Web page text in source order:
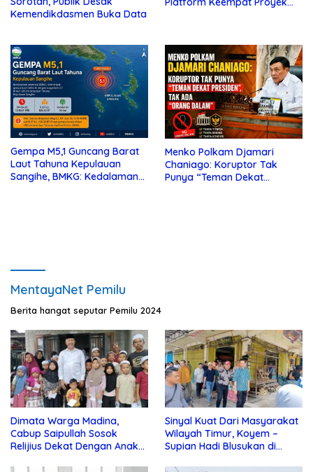
Kemendikdasmen Buka Data
Gempa M5,1 Guncang Barat
Laut Tahuna Kepulauan
Sangihe, BMKG: Kedalaman
Menko Polkam Djamari
Chaniago: Koruptor Tak
Punya “Teman Dekat
MentayaNet Pemilu
Berita hangat seputar Pemilu 2024
Dimata Warga Madina,
Cabup Saipullah Sosok
Relijius Dekat Dengan Anak
Sinyal Kuat Dari Masyarakat
Wilayah Timur, Koyem –
Supian Hadi Blusukan di